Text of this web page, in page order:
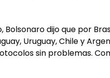
Bolsonaro dijo que por
Uruguay, Chile y
sin problemas.